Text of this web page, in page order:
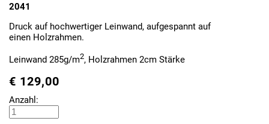
2041
Druck auf hochwertiger Leinwand, aufgespannt auf
einen Holzrahmen.
Leinwand 285g/m2, Holzrahmen 2cm Stärke
€ 129,00
Anzahl: